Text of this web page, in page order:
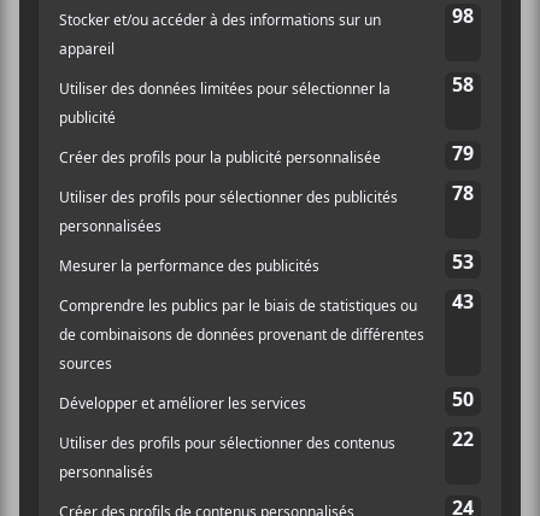
Le REFRAIN a vu le jour en 2020, au début de la
pandémie. Deux ans plus tard, il « rassemble, réfléchit
à des solutions, outille ses membres et fait front
commun pour avoir une voix forte et positive dans le
communiqué. Le REFRAIN représente des festivals
aux formes d’arts diverses. Il compte dans ses rangs
près d’une centaine de festivals de 16 régions
administratives différentes. C’est pourquoi il révèle
maintenant sa plateformelerefrain.com. Son objectif
avec cette nouveauté est d’ « accroître l’essor, la
visibilité et la découverte de ses festivals », indique le
communiqué de presse accompagnant la nouvelle.